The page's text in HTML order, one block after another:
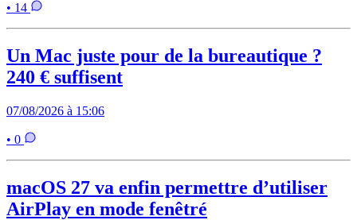
• 14
Un Mac juste pour de la bureautique ?
240 € suffisent
07/08/2026 à 15:06
• 0
macOS 27 va enfin permettre d’utiliser
AirPlay en mode fenêtré